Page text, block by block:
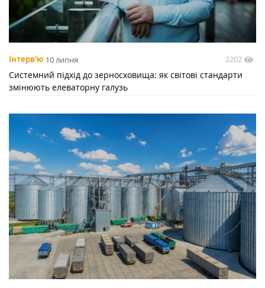
Інтерв'ю 10 липня 2202
Системний підхід до зерносховища: як світові стандарти
змінюють елеваторну галузь